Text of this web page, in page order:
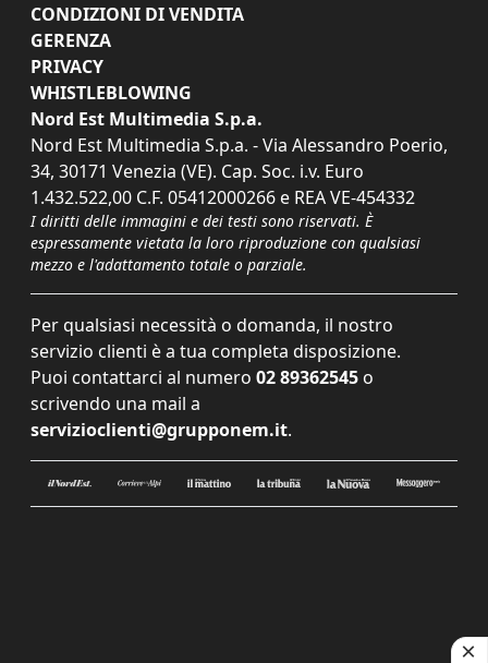
CONDIZIONI DI VENDITA
GERENZA
PRIVACY
WHISTLEBLOWING
Nord Est Multimedia S.p.a.
Nord Est Multimedia S.p.a. - Via Alessandro Poerio,
34, 30171 Venezia (VE). Cap. Soc. i.v. Euro
1.432.522,00 C.F. 05412000266 e REA VE-454332
I diritti delle immagini e dei testi sono riservati. È
espressamente vietata la loro riproduzione con qualsiasi
mezzo e l'adattamento totale o parziale.
Per qualsiasi necessità o domanda, il nostro
servizio clienti è a tua completa disposizione.
Puoi contattarci al numero 02 89362545 o
scrivendo una mail a
servizioclienti@grupponem.it.